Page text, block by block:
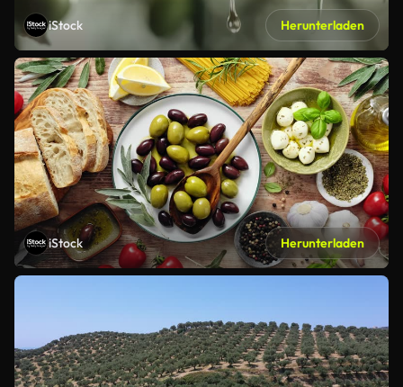
iStock Herunterladen
iStock Herunterladen